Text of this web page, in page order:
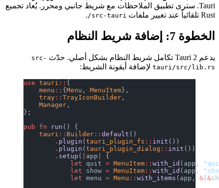
Tauri. سترى تطبيق الملاحظات مع شريط جانبي ومحرر. يُعاد تجميع
Rust تلقائياً عند تغيير ملفات
src-tauri/
.
الخطوة 7: إضافة شريط النظام
يدعم Tauri 2 تكامل شريط النظام بشكل أصلي. حدّث
src-
tauri/src/lib.rsلإضافة أيقونة الشريط:
use tauri ::
    menu
::{Menu , MenuItem },
    tray
::TrayIconBuilder
    Manager
};
pub fn run () {
    tauri
::Builder ::default ()
        .
plugin(tauri_plugin_fs :: init ())
        .
plugin(tauri_plugin_dialog :: init ())
        .
setup |app
{
            let
quit MenuItem ::with_id (app,
            let
show MenuItem ::with_id (app,
            let
menu Menu ::with_items (app, &[&